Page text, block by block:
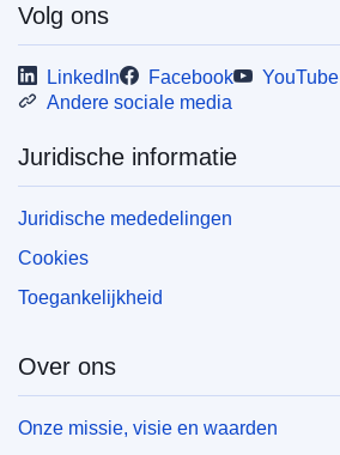
Volg ons
LinkedIn Facebook
YouTube
Andere sociale media
Juridische informatie
Juridische mededelingen
Cookies
Toegankelijkheid
Over ons
Onze missie, visie en waarden